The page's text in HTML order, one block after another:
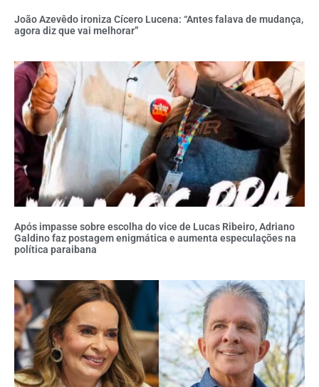
João Azevêdo ironiza Cícero Lucena: “Antes falava de mudança,
agora diz que vai melhorar”
Após impasse sobre escolha do vice de Lucas Ribeiro, Adriano
Galdino faz postagem enigmática e aumenta especulações na
política paraibana